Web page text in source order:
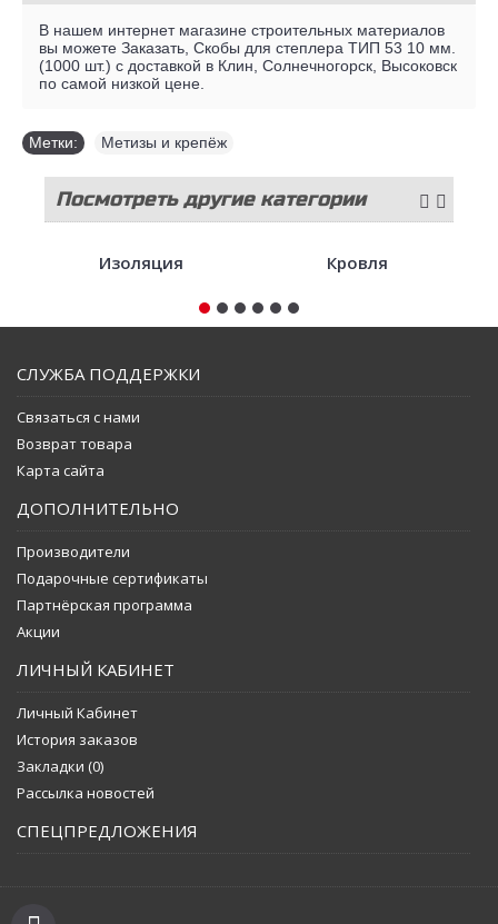
В нашем интернет магазине строительных материалов
вы можете Заказать, Скобы для степлера ТИП 53 10 мм.
(1000 шт.) с доставкой в Клин, Солнечногорск, Высоковск
по самой низкой цене.
Метки: Метизы и крепёж
Посмотреть другие категории
Изоляция Кровля
СЛУЖБА ПОДДЕРЖКИ
Связаться с нами
Возврат товара
Карта сайта
ДОПОЛНИТЕЛЬНО
Производители
Подарочные сертификаты
Партнёрская программа
Акции
ЛИЧНЫЙ КАБИНЕТ
Личный Кабинет
История заказов
Закладки (0)
Рассылка новостей
СПЕЦПРЕДЛОЖЕНИЯ